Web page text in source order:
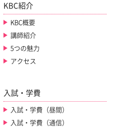
KBC紹介
KBC概要
講師紹介
5つの魅力
アクセス
入試・学費
入試・学費（昼間）
入試・学費（通信）